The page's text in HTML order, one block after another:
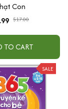
Con
$17.00
TO CART
SALE